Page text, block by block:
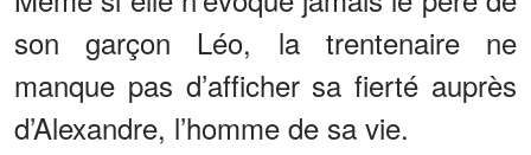
son garçon Léo, la trentenaire ne
manque pas d’afficher sa fierté auprès
d’Alexandre, l’homme de sa vie.